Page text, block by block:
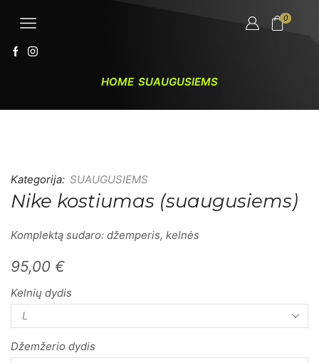
0
HOME SUAUGUSIEMS
Kategorija: SUAUGUSIEMS
Nike kostiumas (suaugusiems)
Komplektą sudaro: džemperis, kelnės
95,00 €
Kelnių dydis
Džemžerio dydis